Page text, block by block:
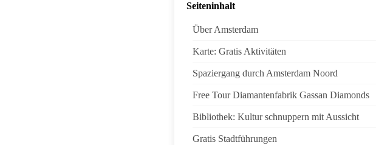
Seiteninhalt
Über Amsterdam
Karte: Gratis Aktivitäten
Spaziergang durch Amsterdam Noord
Free Tour Diamantenfabrik Gassan Diamonds
Bibliothek: Kultur schnuppern mit Aussicht
Gratis Stadtführungen